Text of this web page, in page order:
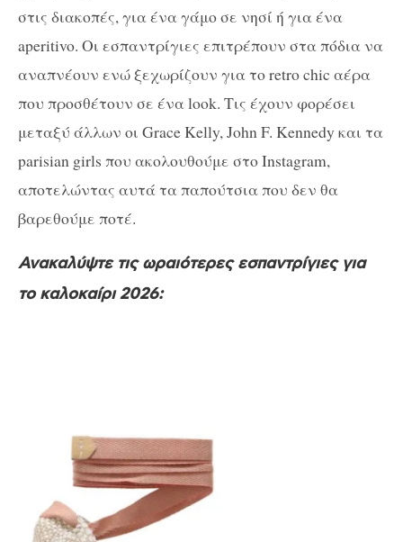
στις διακοπές, για ένα γάμο σε νησί ή για ένα
aperitivo. Οι εσπαντρίγιες επιτρέπουν στα πόδια να
αναπνέουν ενώ ξεχωρίζουν για το retro chic αέρα
που προσθέτουν σε ένα look. Τις έχουν φορέσει
μεταξύ άλλων οι Grace Kelly, John F. Kennedy και τα
parisian girls που ακολουθούμε στο Instagram,
αποτελώντας αυτά τα παπούτσια που δεν θα
βαρεθούμε ποτέ.
Ανακαλύψτε τις ωραιότερες εσπαντρίγιες για
το καλοκαίρι 2026: